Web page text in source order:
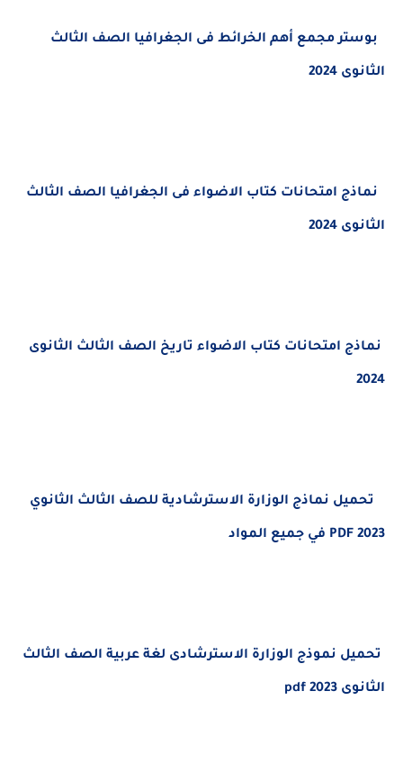
مجمع أهم الخرائطفى الجغرافياالصف الثالث
امتحانات كتاب الاضواء فى الجغرافياالصف الثالث
امتحانات كتاب الاضواء تاريخالصف الثالث الثانوى
نماذج الوزارة الاسترشادية للصف الثالث الثانوي
نموذج الوزارة الاسترشادى لغة عربية الصف الثالث